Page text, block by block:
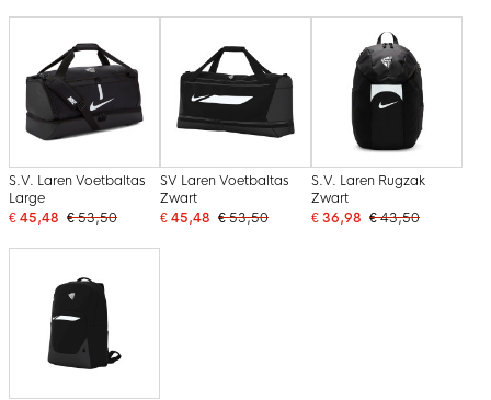
S.V. Laren Voetbaltas
Large
€ 45,48 € 53,50
SV Laren Voetbaltas
Zwart
€ 45,48 € 53,50
S.V. Laren Rugzak
Zwart
€ 36,98 € 43,50